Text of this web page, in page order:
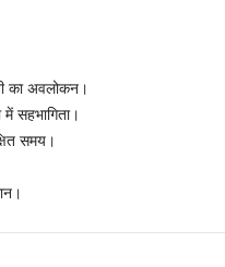
का अवलोकन।
सहभागिता।
समय।